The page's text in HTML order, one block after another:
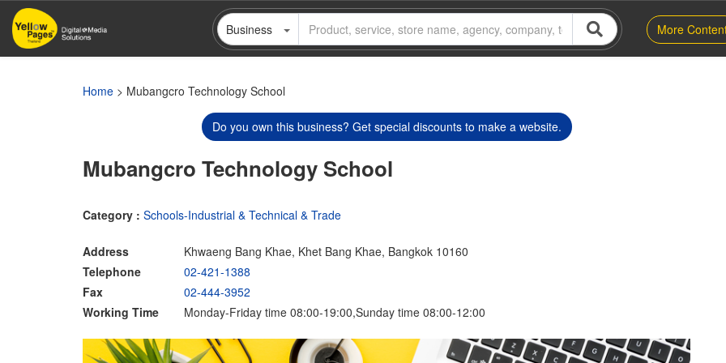
Skip
main
Business More
Home > Mubangcro Technology School
Do you own this business? Get special discounts to make a website.
Mubangcro Technology School
Category : Schools-Industrial & Technical & Trade
Address
Khwaeng Bang Khae, Khet Bang Khae, Bangkok 10160
Telephone
02-421-1388
Fax
02-444-3952
Working Time
Monday-Friday time 08:00-19:00,Sunday time 08:00-12:00